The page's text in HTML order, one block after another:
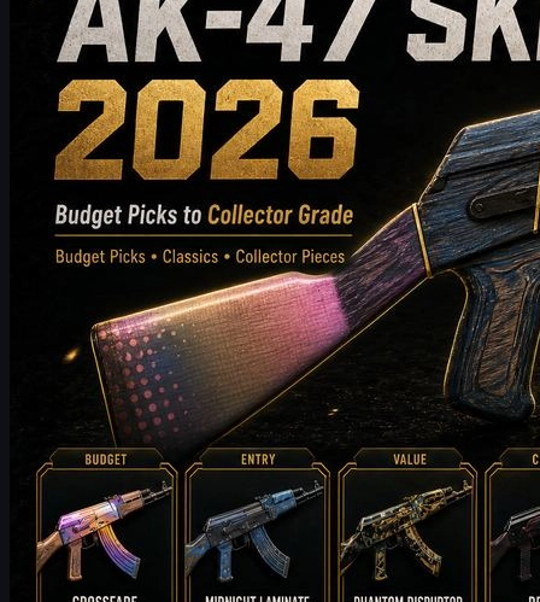
l’usure, la valeur sur le marché et les conseils d’achat pour aider
les joueurs de CS2 à choisir le meilleur skin AK-47 pour leur
inventaire.
mai 19, 2026
parMichael
Johnson
Counter-Strike 2juin 17, 2026
HeavyGod et G2 : mental, Major de Cologne et csgo
skin